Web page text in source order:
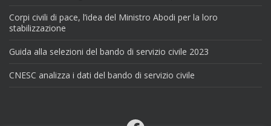
Corpi civili di pace, l’idea del Ministro Abodi per la loro
stabilizzazione
Guida alla selezioni del bando di servizio civile 2023
CNESC analizza i dati del bando di servizio civile